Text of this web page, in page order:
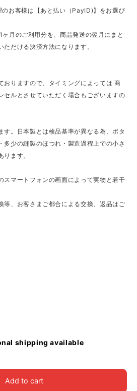
お客様は【あと払い（PayID)】をお選び
ヶ月のご利用分を、商品発送の翌月にまと
だける決済方法になります。
おりますので、タイミングによっては 商
セルとさせていただく場合もございますの
す。日本製とは検品基準が異なる為、ボタ
多少の縫製のほつれ・製造過程上での小さ
ます。
スマートフォンの画面によって実物と若干
等、お客さまご都合による交換、返品はご
shipping available
Add to cart